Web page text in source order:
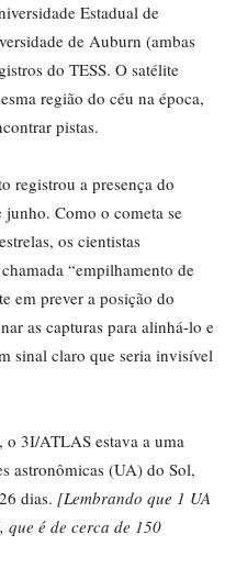
Estadual de
de Auburn (ambas
do TESS. O satélite
região do céu na época,
pistas.
registrou a presença do
junho. Como o cometa se
os cientistas
“empilhamento de
em prever a posição do
as capturas para alinhá-lo e
sinal claro que seria invisível
3I/ATLAS estava a uma
astronômicas (UA) do Sol,
dias. [Lembrando que 1 UA
que é de cerca de 150